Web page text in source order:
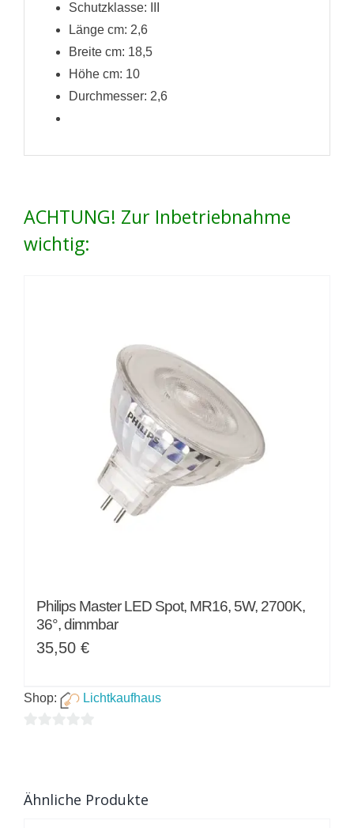
Schutzklasse: III
Länge cm: 2,6
Breite cm: 18,5
Höhe cm: 10
Durchmesser: 2,6
ACHTUNG! Zur Inbetriebnahme
wichtig:
Philips Master LED Spot, MR16, 5W, 2700K,
36°, dimmbar
35,50 €
Shop: Lichtkaufhaus
Ähnliche Produkte